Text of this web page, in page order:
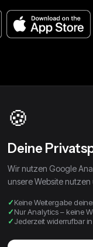
🍪
Deine
Wir nutzen Google
unsere Website
Keine Weitergabe
Nur Analytics – keine
Jederzeit widerrufbar